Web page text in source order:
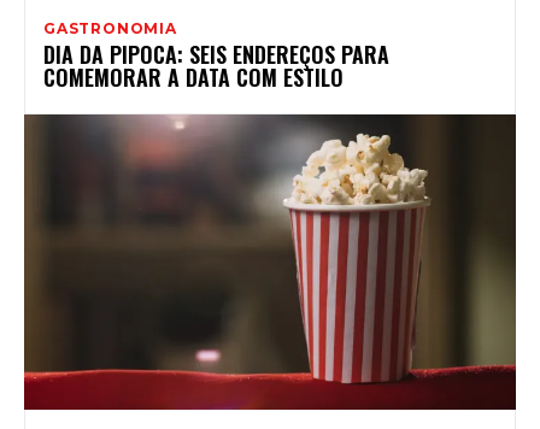
GASTRONOMIA
DIA DA PIPOCA: SEIS ENDEREÇOS PARA
COMEMORAR A DATA COM ESTILO